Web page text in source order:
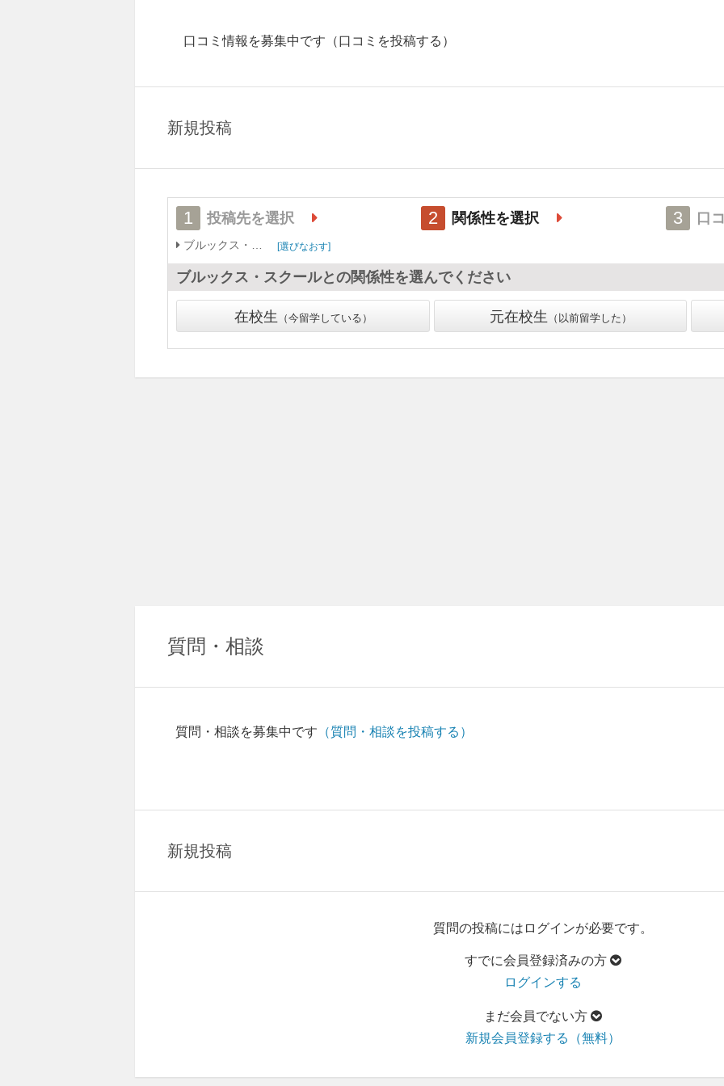
口コミ情報を募集中です （口コミを投稿する）
新規投稿
1 投稿先を選択
ブルックス・スクール 選びなおす
2 関係性を選択 3 口
ブルックス・スクールとの関係性を選んでください
在校生 今留学している 元在校生 以前留学した
質問・相談
質問・相談を募集中です （質問・相談を投稿する）
新規投稿
質問の投稿にはログインが必要です。
すでに会員登録済みの方
ログインする
まだ会員でない方
新規会員登録する（無料）